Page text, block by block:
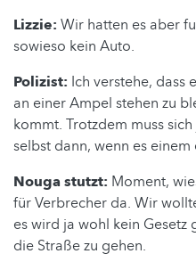
Lizzie: Wir hatten es aber
sowieso kein Auto.
Polizist: Ich verstehe, dass
an einer Ampel stehen zu
kommt. Trotzdem muss
selbst dann, wenn es
Nouga stutzt: Moment,
für Verbrecher da. Wir
es wird ja wohl kein Gesetz
die Straße zu gehen.